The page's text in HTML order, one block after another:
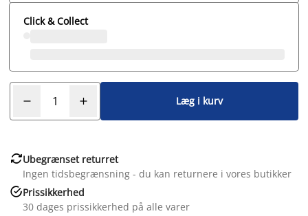
Click & Collect
Læg i kurv
Ubegrænset returret
Ingen tidsbegrænsning - du kan returnere i vores butikker
Prissikkerhed
30 dages prissikkerhed på alle varer